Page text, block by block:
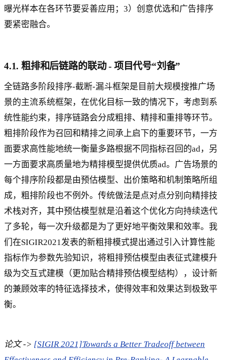
曝光样本在各环节要妥善应用；3）创意优选和广告排序
要紧密融合。
4.1. 粗排和后链路的联动 - 项目代号“刘备”
全链路多阶段排序-截断-漏斗框架是目前大规模搜推广场
景的主流系统框架，在优化目标一致的情况下，考虑到系
统性能约束，排序链路会分成粗排、精排和重排等环节。
粗排阶段作为召回和精排之间承上启下的重要环节，一方
面要求高性能地统一衡量多路根据不同指标召回的ad，另
一方面要求高质量地为精排模型提供优质ad。广告场景的
每个排序阶段都是由预估模型、出价策略和机制策略所组
成，粗排阶段也不例外。传统做法是点对点分别向精排技
术栈对齐，其中预估模型就是沿着这个优化方向持续迭代
了多轮，每一次升级都是为了更好地平衡效果和效率。我
们在SIGIR2021发表的新粗排模式提出通过引入计算性能
指标作为参数先验知识，将粗排预估模型由表征式建模升
级为交互式建模（更加贴合精排预估模型结构），设计新
的兼顾效率的特征选择技术，使得效率和效果达到极致平
衡。
论文 -> [SIGIR 2021]Towards a Better Tradeoff between